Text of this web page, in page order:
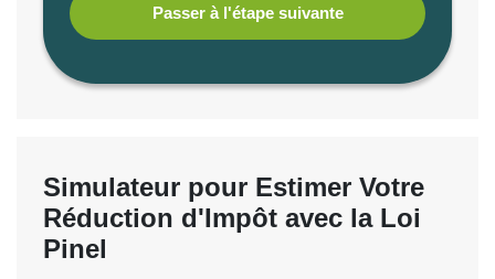
Passer à l'étape suivante
Simulateur pour Estimer Votre
Réduction d'Impôt avec la Loi
Pinel